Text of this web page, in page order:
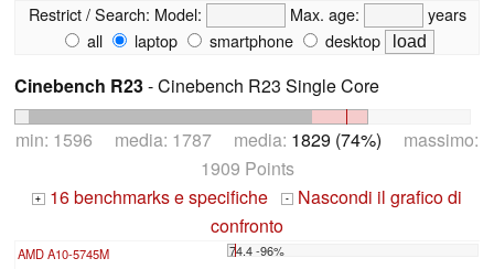
Restrict / Search: Model: Max. age:
years
all
laptop smartphone desktop
Cinebench R23- Cinebench R23 Single Core
min: 1596 media: 1787 media: 1829 (74%) massimo:
1909 Points
+ 16 benchmarks e specifiche -
Nascondi il grafico di
confronto
AMD A10-5745M 74.4 -96%